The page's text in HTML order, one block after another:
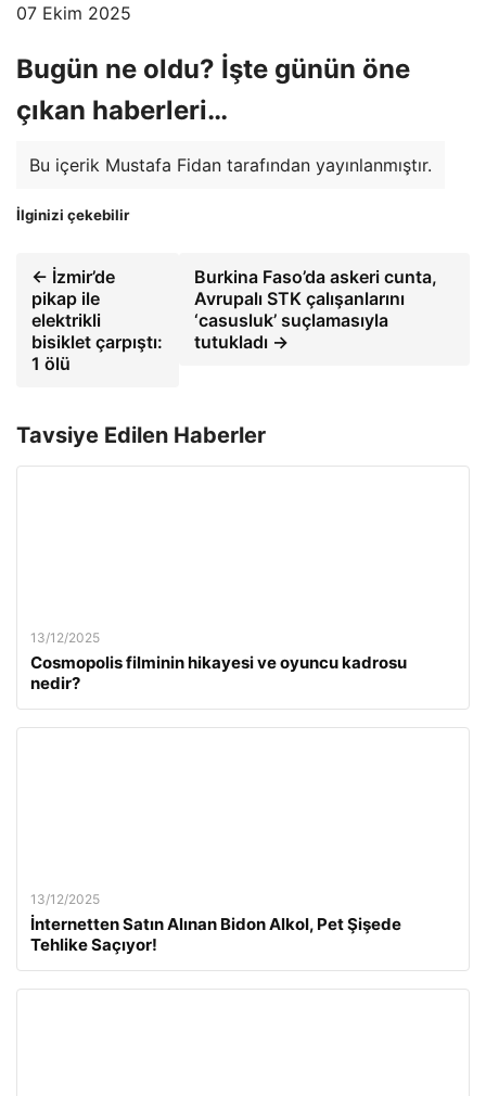
07 Ekim 2025
Bugün ne oldu? İşte günün öne
çıkan haberleri…
Bu içerik Mustafa Fidan tarafından yayınlanmıştır.
İlginizi çekebilir
← İzmir’de
pikap ile
elektrikli
bisiklet çarpıştı:
1 ölü
Burkina Faso’da askeri cunta,
Avrupalı STK çalışanlarını
‘casusluk’ suçlamasıyla
tutukladı →
Tavsiye Edilen Haberler
13/12/2025
Cosmopolis filminin hikayesi ve oyuncu kadrosu
nedir?
13/12/2025
İnternetten Satın Alınan Bidon Alkol, Pet Şişede
Tehlike Saçıyor!